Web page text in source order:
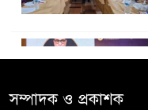
৫
সম্পাদক ও প্রকাশক